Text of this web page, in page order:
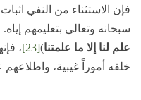
فإن الاستثناء من النفي
سبحانه وتعالى بتعليمهم
علم لنا إلا ما علمتنا)
[23]
،
خلقه أموراً غيبية، واطلاعهم